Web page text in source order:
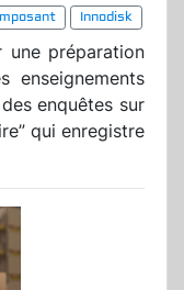
Innodisk
une préparation
enseignements
enquêtes sur
qui enregistre